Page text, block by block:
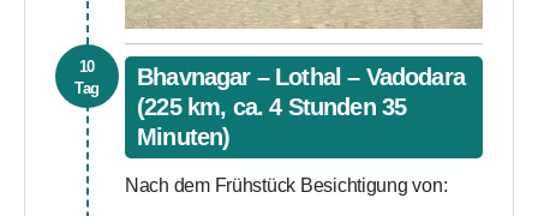
10
Tag
Bhavnagar – Lothal – Vadodara
(225 km, ca. 4 Stunden 35
Minuten)
Nach dem Frühstück Besichtigung von: